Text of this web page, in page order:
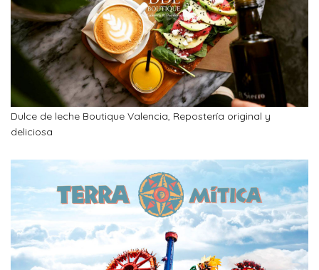
Dulce de leche Boutique Valencia, Repostería original y
deliciosa